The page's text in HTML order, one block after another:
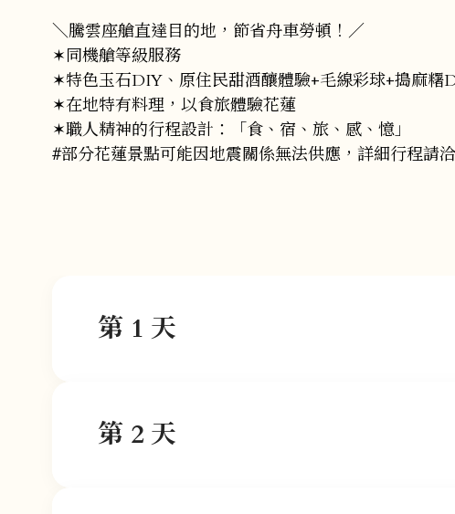
＼騰雲座艙直達目的地，節省舟車勞頓！／
✶同機艙等級服務
✶特色玉石DIY、原住民甜酒釀體驗+毛線彩球+搗麻糬
✶在地特有料理，以食旅體驗花蓮
✶職人精神的行程設計：「食、宿、旅、感、憶」
#部分花蓮景點可能因地震關係無法供應，詳細行程請
第 1 天
第 2 天